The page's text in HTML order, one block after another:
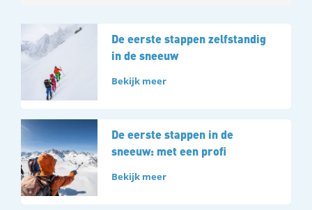
De eerste stappen zelfstandig
in de sneeuw
Bekijk meer
De eerste stappen in de
sneeuw: met een profi
Bekijk meer